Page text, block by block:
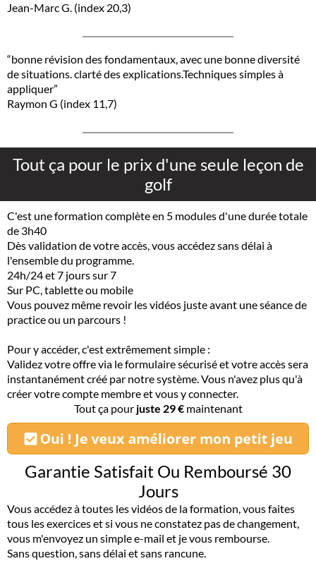
Jean-Marc G. (index 20,3)
“bonne révision des fondamentaux, avec une bonne diversité
de situations. clarté des explications.Techniques simples à
appliquer”
Raymon G (index 11,7)
Tout ça pour le prix d'une seule leçon de
golf
C'est une formation complète en 5 modules d'une durée totale
de 3h40
Dès validation de votre accès, vous accédez sans délai à
l'ensemble du programme.
24h/24 et 7 jours sur 7
Sur PC, tablette ou mobile
Vous pouvez même revoir les vidéos juste avant une séance de
practice ou un parcours !
Pour y accéder, c'est extrêmement simple :
Validez votre offre via le formulaire sécurisé et votre accès sera
instantanément créé par notre système. Vous n'avez plus qu'à
créer votre compte membre et vous y connecter.
Tout ça pour juste 29 €maintenant
Garantie Satisfait Ou Remboursé 30
Jours
Vous accédez à toutes les vidéos de la formation, vous faites
tous les exercices et si vous ne constatez pas de changement,
vous m'envoyez un simple e-mail et je vous rembourse.
Sans question, sans délai et sans rancune.